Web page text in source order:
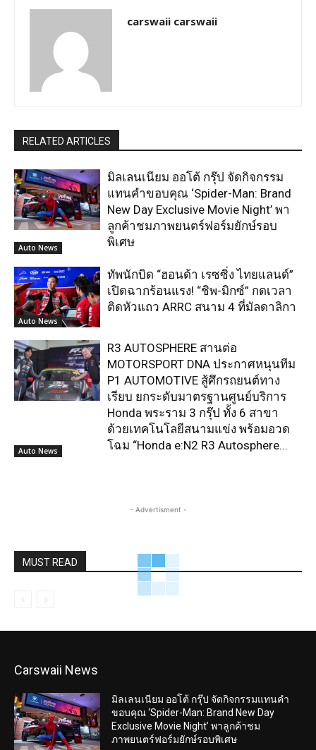
carswaii carswaii
RELATED ARTICLES
Auto News
มิลเลนเนียม ออโต้ กรุ๊ป จัดกิจกรรม
แทนคำขอบคุณ ‘Spider-Man: Brand
New Day Exclusive Movie Night’ พา
ลูกค้าชมภาพยนตร์ฟอร์มยักษ์รอบ
พิเศษ
Auto News
ทัพนักบิด “ฮอนด้า เรซซิ่ง ไทยแลนด์”
เปิดฉากร้อนแรง! “ชิพ-มิกซ์” กดเวลา
ติดหัวแถว ARRC สนาม 4 ที่มัลดาลิกา
Auto News
R3 AUTOSPHERE สานต่อ
MOTORSPORT DNA ประกาศหนุนทีม
P1 AUTOMOTIVE สู้ศึกรถยนต์ทาง
เรียบ ยกระดับมาตรฐานศูนย์บริการ
Honda พระราม 3 กรุ๊ป ทั้ง 6 สาขา
ด้วยเทคโนโลยีสนามแข่ง พร้อมอวด
โฉม “Honda e:N2 R3 Autosphere...
- Advertisment -
MUST READ
Carswaii News
มิลเลนเนียม ออโต้ กรุ๊ป จัดกิจกรรมแทนคำ
ขอบคุณ ‘Spider-Man: Brand New Day
Exclusive Movie Night’ พาลูกค้าชม
ภาพยนตร์ฟอร์มยักษ์รอบพิเศษ